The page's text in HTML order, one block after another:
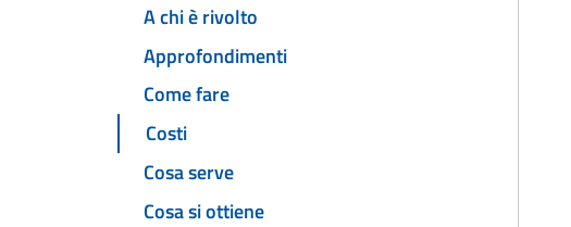
A chi è rivolto
Approfondimenti
Come fare
Costi
Cosa serve
Cosa si ottiene